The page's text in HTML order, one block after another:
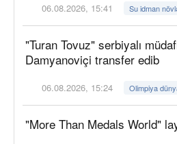
06.08.2026, 15:41 Su idman
"Turan Tovuz" serbiyalı
Damyanoviçi transfer edib
06.08.2026, 15:24 Olimpiya
"More Than Medals World"